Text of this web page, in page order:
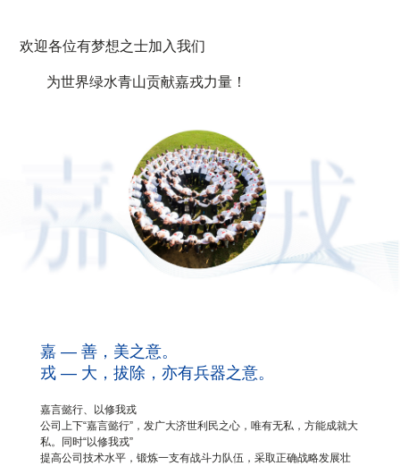
欢迎各位有梦想之士加入我们
为世界绿水青山贡献嘉戎力量！
嘉 — 善，美之意。
戎 — 大，拔除，亦有兵器之意。
嘉言懿行、以修我戎
公司上下“嘉言懿行”，发广大济世利民之心，唯有无私，方能成就大
私。同时“以修我戎”
提高公司技术水平，锻炼一支有战斗力队伍，采取正确战略发展壮